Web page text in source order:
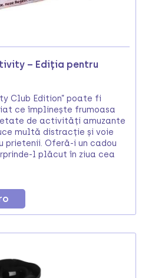
– Ediția pentru
Club Edition” poate fi
ce împlinește frumoasa
de activități amuzante
multă distracție și voie
prietenii. Oferă-i un cadou
l plăcut în ziua cea